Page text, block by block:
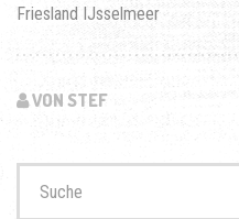
Friesland IJsselmeer
VON STEF
nach: